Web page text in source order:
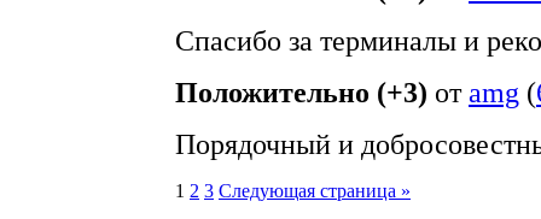
Спасибо за терминалы и
Положительно (+3) отamg (
Порядочный и
1 2 3 Следующая страница »